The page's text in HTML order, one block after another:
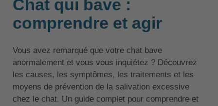
Chat qui bave :
comprendre et agir
Vous avez remarqué que votre chat bave
anormalement et vous vous inquiétez ? Découvrez
les causes, les symptômes, les traitements et les
moyens de prévention de la salivation excessive
chez le chat. Un guide complet pour comprendre et